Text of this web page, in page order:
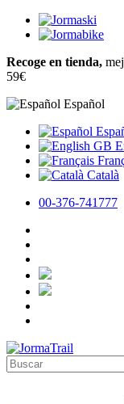
Recoge en tienda,
59€
Español
Català
00-376-741777